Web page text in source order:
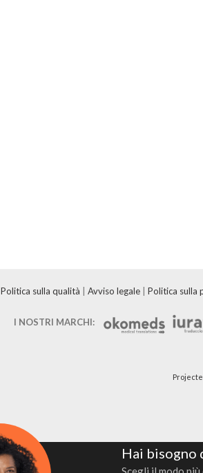
Politica sulla qualità |Avviso legale |Politica sulla
I NOSTRI MARCHI:
Projecte
Hai bisogno